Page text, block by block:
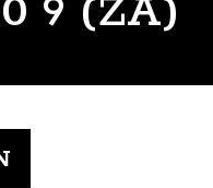
9 (ZA)